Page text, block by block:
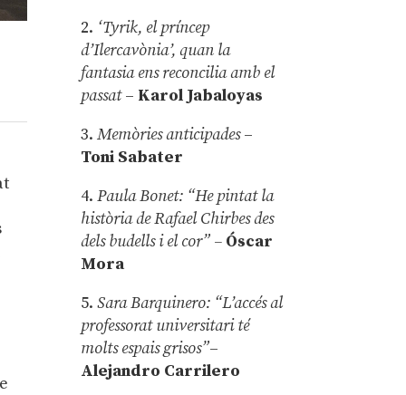
2. ‘Tyrik, el príncep
d’Ilercavònia’, quan la
fantasia ens reconcilia amb el
passat– Karol Jabaloyas
3.Memòries anticipades–
Toni Sabater
4.Paula Bonet: “He pintat la
història de Rafael Chirbes des
dels budells i el cor” – Óscar
Mora
5.Sara Barquinero: “L’accés al
professorat universitari té
molts espais grisos”–
Alejandro Carrilero